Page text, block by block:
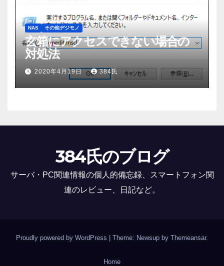
NAS その他デジモノ
玄箱にアクセスできない場合の
対処法
2020年4月19日 384氏
384氏のブログ
サーバ・PC関連情報の個人的備忘録、スマートフォン関
連のレビュー、日記など。
Proudly powered by WordPress | Theme: Newsup by Themeansar.
Home